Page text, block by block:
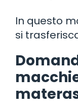
In questo
si